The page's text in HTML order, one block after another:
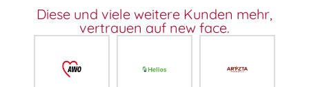
Diese und viele weitere Kunden mehr,
vertrauen auf new face.